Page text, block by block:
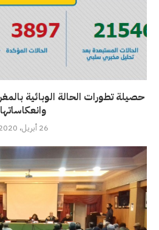
وانعكاساتها
26 أبريل، 2020